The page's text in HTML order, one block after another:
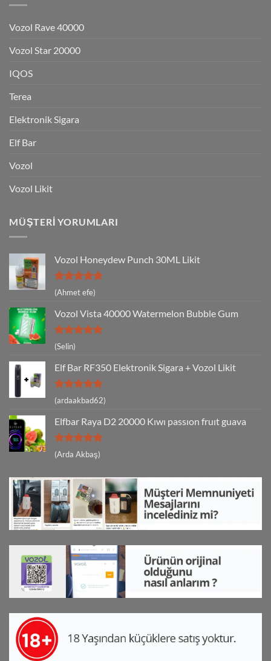
Vozol Rave 40000
Vozol Star 20000
IQOS
Terea
Elektronik Sigara
Elf Bar
Vozol
Vozol Likit
MÜŞTERI YORUMLARI
Vozol Honeydew Punch 30ML Likit
5 üzerinden
5
(Ahmet efe)
Vozol Vista 40000 Watermelon Bubble Gum
5 üzerinden
5
oy aldı
(Selin)
Elf Bar RF350 Elektronik Sigara + Vozol Likit
5 üzerinden
5
(ardaakbad62)
Elfbar Raya D2 20000 Kıwı passıon fruıt guava
5 üzerinden
5
(Arda Akbaş)